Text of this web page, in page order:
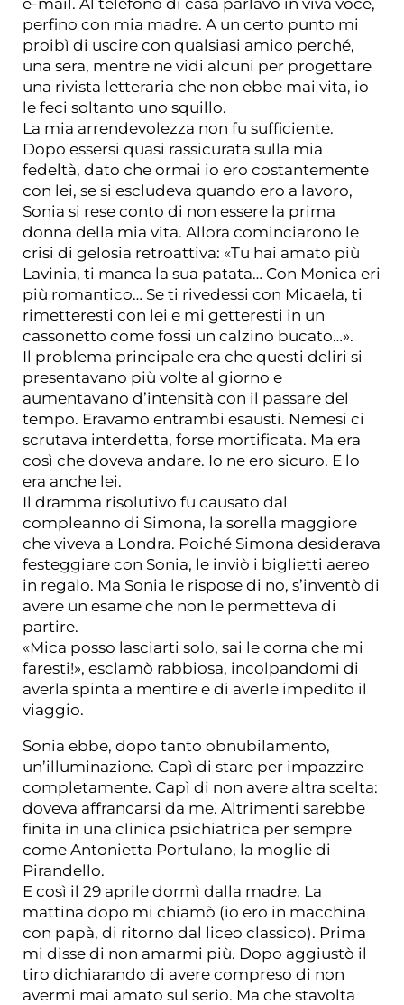
e-mail. Al telefono di casa parlavo in viva voce,
perfino con mia madre. A un certo punto mi
proibì di uscire con qualsiasi amico perché,
una sera, mentre ne vidi alcuni per progettare
una rivista letteraria che non ebbe mai vita, io
le feci soltanto uno squillo.
La mia arrendevolezza non fu sufficiente.
Dopo essersi quasi rassicurata sulla mia
fedeltà, dato che ormai io ero costantemente
con lei, se si escludeva quando ero a lavoro,
Sonia si rese conto di non essere la prima
donna della mia vita. Allora cominciarono le
crisi di gelosia retroattiva: «Tu hai amato più
Lavinia, ti manca la sua patata… Con Monica eri
più romantico… Se ti rivedessi con Micaela, ti
rimetteresti con lei e mi getteresti in un
cassonetto come fossi un calzino bucato…».
Il problema principale era che questi deliri si
presentavano più volte al giorno e
aumentavano d’intensità con il passare del
tempo. Eravamo entrambi esausti. Nemesi ci
scrutava interdetta, forse mortificata. Ma era
così che doveva andare. Io ne ero sicuro. E lo
era anche lei.
Il dramma risolutivo fu causato dal
compleanno di Simona, la sorella maggiore
che viveva a Londra. Poiché Simona desiderava
festeggiare con Sonia, le inviò i biglietti aereo
in regalo. Ma Sonia le rispose di no, s’inventò di
avere un esame che non le permetteva di
partire.
«Mica posso lasciarti solo, sai le corna che mi
faresti!», esclamò rabbiosa, incolpandomi di
averla spinta a mentire e di averle impedito il
viaggio.
Sonia ebbe, dopo tanto obnubilamento,
un’illuminazione. Capì di stare per impazzire
completamente. Capì di non avere altra scelta:
doveva affrancarsi da me. Altrimenti sarebbe
finita in una clinica psichiatrica per sempre
come Antonietta Portulano, la moglie di
Pirandello.
E così il 29 aprile dormì dalla madre. La
mattina dopo mi chiamò (io ero in macchina
con papà, di ritorno dal liceo classico). Prima
mi disse di non amarmi più. Dopo aggiustò il
tiro dichiarando di avere compreso di non
avermi mai amato sul serio. Ma che stavolta